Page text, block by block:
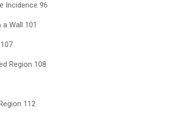
Incidence 96
Wall 101
Region 108
112